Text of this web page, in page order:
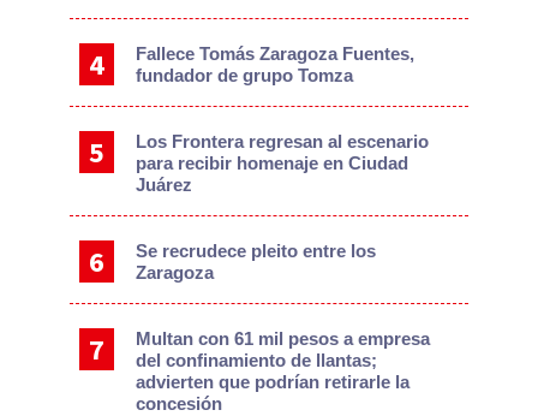
Fallece Tomás Zaragoza Fuentes,
fundador de grupo Tomza
Los Frontera regresan al escenario
para recibir homenaje en Ciudad
Juárez
Se recrudece pleito entre los
Zaragoza
Multan con 61 mil pesos a empresa
del confinamiento de llantas;
advierten que podrían retirarle la
concesión